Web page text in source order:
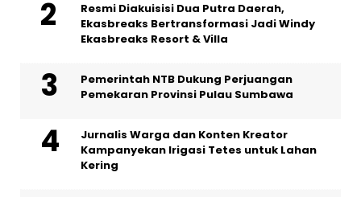
Resmi Diakuisisi Dua Putra Daerah,
Ekasbreaks Bertransformasi Jadi Windy
Ekasbreaks Resort & Villa
Pemerintah NTB Dukung Perjuangan
Pemekaran Provinsi Pulau Sumbawa
Jurnalis Warga dan Konten Kreator
Kampanyekan Irigasi Tetes untuk Lahan
Kering